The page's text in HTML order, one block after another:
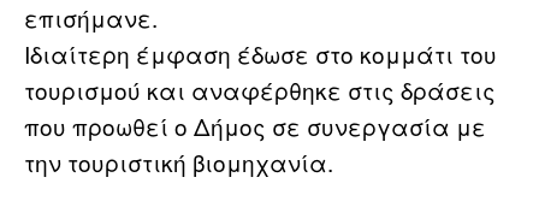
επισήμανε.
Ιδιαίτερη έμφαση έδωσε στο κομμάτι του
τουρισμού και αναφέρθηκε στις δράσεις
που προωθεί ο Δήμος σε συνεργασία με
την τουριστική βιομηχανία.